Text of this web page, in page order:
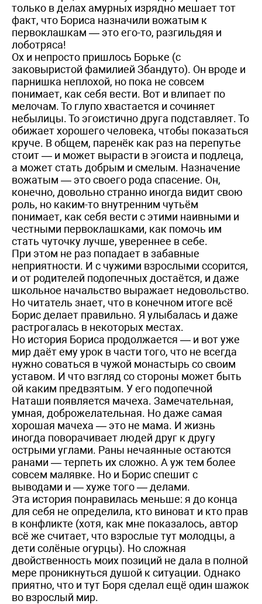
только в делах амурных изрядно мешает тот
факт, что Бориса назначили вожатым к
первоклашкам — это его-то, разгильдяя и
лоботряса!
Ох и непросто пришлось Борьке (с
заковыристой фамилией Збандуто). Он вроде и
парнишка неплохой, но пока не совсем
понимает, как себя вести. Вот и влипает по
мелочам. То глупо хвастается и сочиняет
небылицы. То эгоистично друга подставляет. То
обижает хорошего человека, чтобы показаться
круче. В общем, паренёк как раз на перепутье
стоит — и может вырасти в эгоиста и подлеца,
а может стать добрым и смелым. Назначение
вожатым — это своего рода спасение. Он,
конечно, довольно странно иногда видит свою
роль, но каким-то внутренним чутьём
понимает, как себя вести с этими наивными и
честными первоклашками, как помочь им
стать чуточку лучше, увереннее в себе.
При этом не раз попадает в забавные
неприятности. И с чужими взрослыми ссорится,
и от родителей подопечных достаётся, и даже
школьное начальство выражает недовольство.
Но читатель знает, что в конечном итоге всё
Борис делает правильно. Я улыбалась и даже
растрогалась в некоторых местах.
Но история Бориса продолжается — и вот уже
мир даёт ему урок в части того, что не всегда
нужно соваться в чужой монастырь со своим
уставом. И что взгляд со стороны может быть
ой каким предвзятым. У его подопечной
Наташи появляется мачеха. Замечательная,
умная, доброжелательная. Но даже самая
хорошая мачеха — это не мама. И жизнь
иногда поворачивает людей друг к другу
острыми углами. Раны нечаянные остаются
ранами — терпеть их сложно. А уж тем более
совсем малявке. Но и Борис спешит с
выводами и — хуже того — делами.
Эта история понравилась меньше: я до конца
для себя не определила, кто виноват и кто прав
в конфликте (хотя, как мне показалось, автор
всё же считает, что взрослые тут молодцы, а
дети солёные огурцы). Но сложная
двойственность моих позиций не дала в полной
мере проникнуться душой к ситуации. Однако
приятно, что и тут Боря сделал ещё один шажок
во взрослый мир.